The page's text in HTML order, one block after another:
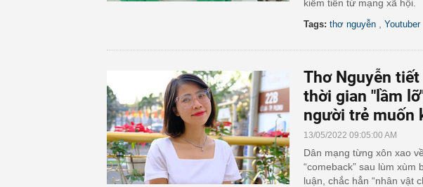
kiếm tiền từ mạng xã hội.
Tags: thơ nguyễn Youtuber
Thơ Nguyễn
thời gian "lầm
người trẻ muốn
13/05/2022 09:05:00 AM
Dân mạng từng xôn xao
“comeback” sau lùm
luận, chắc hẳn “nhân vật